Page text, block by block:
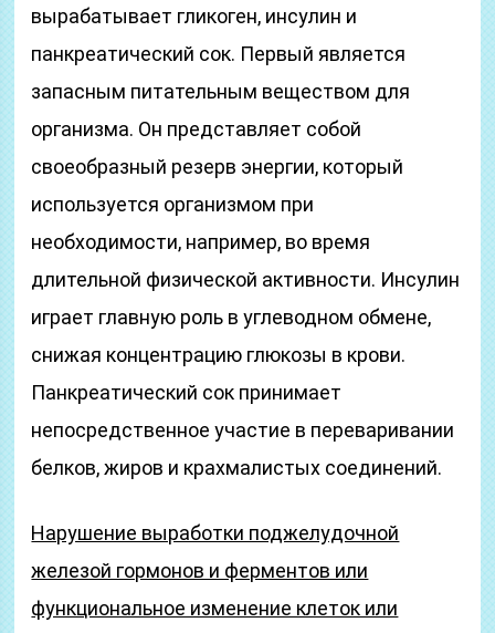
вырабатывает гликоген, инсулин и
панкреатический сок. Первый является
запасным питательным веществом для
организма. Он представляет собой
своеобразный резерв энергии, который
используется организмом при
необходимости, например, во время
длительной физической активности. Инсулин
играет главную роль в углеводном обмене,
снижая концентрацию глюкозы в крови.
Панкреатический сок принимает
непосредственное участие в переваривании
белков, жиров и крахмалистых соединений.
Нарушение выработки поджелудочной
железой гормонов и ферментов или
функциональное изменение клеток или